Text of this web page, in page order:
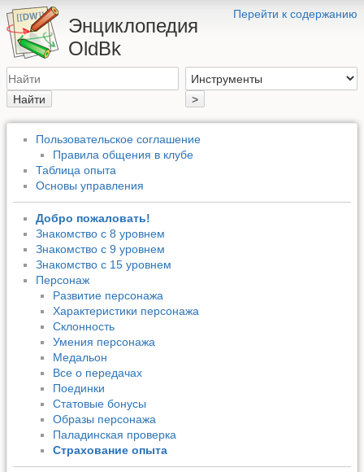
Перейти к содержанию
Энциклопедия
OldBk
Найти >
Пользовательское соглашение
Правила общения в клубе
Таблица опыта
Основы управления
Добро пожаловать!
Знакомство с 8 уровнем
Знакомство с 9 уровнем
Знакомство с 15 уровнем
Персонаж
Развитие персонажа
Характеристики персонажа
Склонность
Умения персонажа
Медальон
Все о передачах
Поединки
Статовые бонусы
Образы персонажа
Паладинская проверка
Страхование опыта